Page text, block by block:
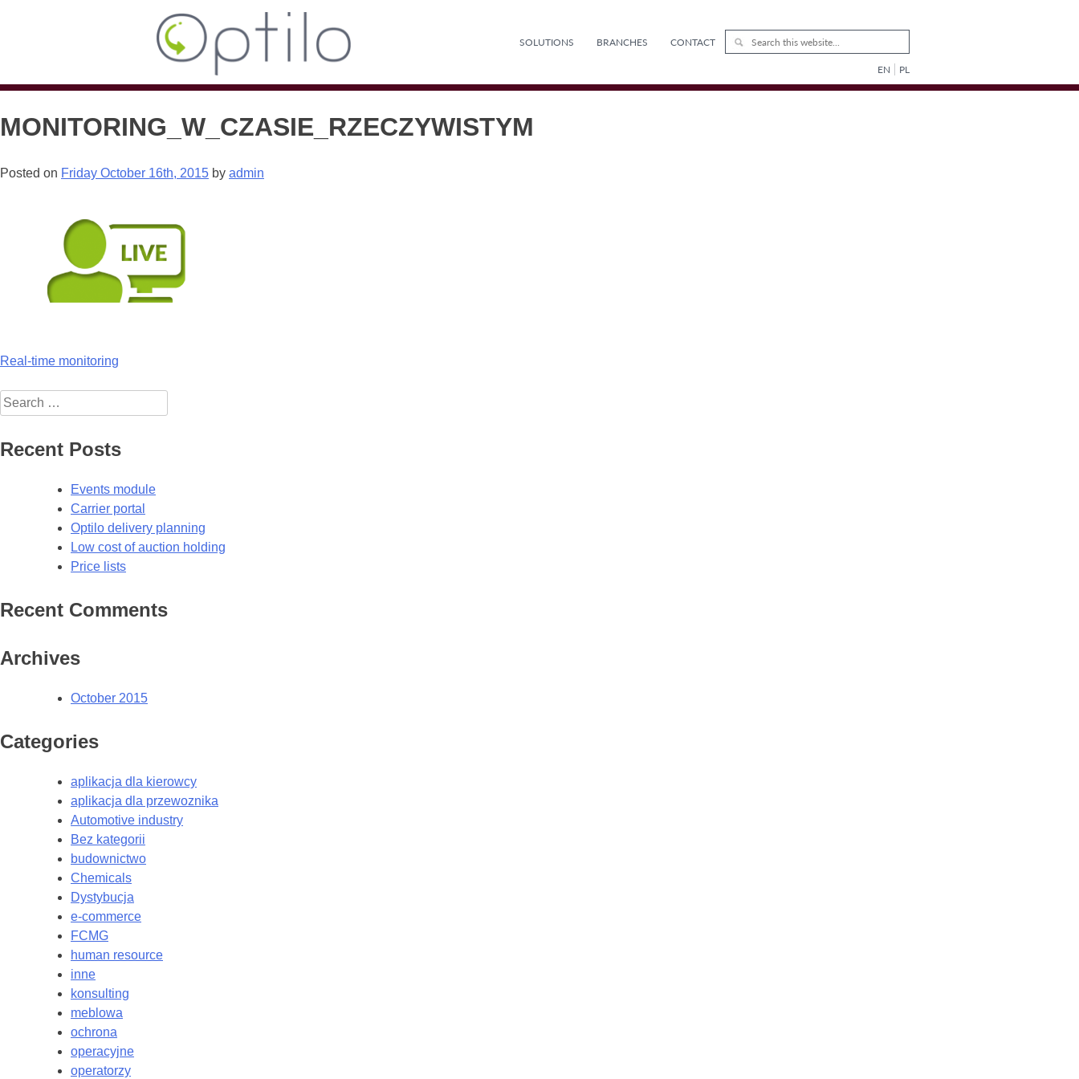
EN PL
SOLUTIONS BRANCHES CONTACT
MONITORING_W_CZASIE_RZECZYWISTYM
Posted on Friday October 16th, 2015 by admin
Post
navigation
Real-time monitoring
Search
for:
Recent Posts
Events module
Carrier portal
Optilo delivery planning
Low cost of auction holding
Price lists
Recent Comments
Archives
October 2015
Categories
aplikacja dla kierowcy
aplikacja dla przewoznika
Automotive industry
Bez kategorii
budownictwo
Chemicals
Dystybucja
e-commerce
FCMG
human resource
inne
konsulting
meblowa
ochrona
operacyjne
operatorzy